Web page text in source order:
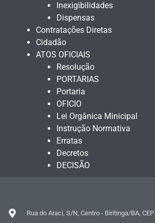
Inexigibilidades
Dispensas
Contratações Diretas
Cidadão
ATOS OFICIAIS
Resolução
PORTARIAS
Portaria
OFICIO
Lei Orgânica Minicipal
Instrução Normativa
Erratas
Decretos
DECISÃO
Rua do Araci, S/N, Centro - Biritinga/BA,